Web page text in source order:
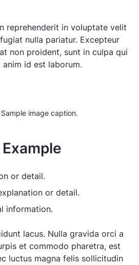
reprehenderit in voluptate velit
nulla pariatur. Excepteur
non proident, sunt in culpa qui
id est laborum.
Sample image caption.
or detail.
or detail.
information.
lacus. Nulla gravida orci a
et commodo pharetra, est
luctus magna felis sollicitudin